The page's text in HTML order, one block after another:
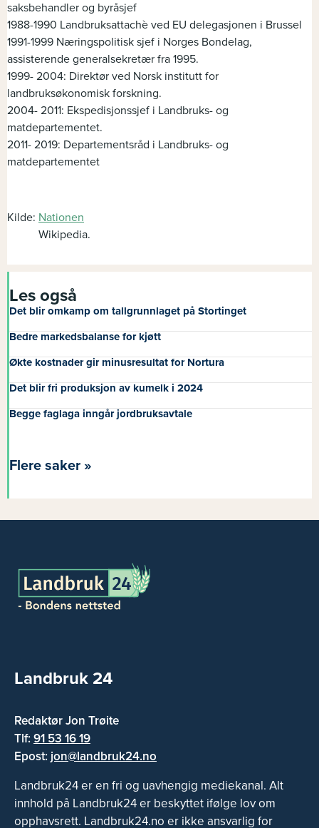
saksbehandler og byråsjef
1988-1990 Landbruksattachè ved EU delegasjonen i Brussel
1991-1999 Næringspolitisk sjef i Norges Bondelag,
assisterende generalsekretær fra 1995.
1999- 2004: Direktør ved Norsk institutt for
landbruksøkonomisk forskning.
2004- 2011: Ekspedisjonssjef i Landbruks- og
matdepartementet.
2011- 2019: Departementsråd i Landbruks- og
matdepartementet
Kilde: Nationen
Wikipedia.
Les også
Det blir omkamp om tallgrunnlaget på Stortinget
Bedre markedsbalanse for kjøtt
Økte kostnader gir minusresultat for Nortura
Det blir fri produksjon av kumelk i 2024
Begge faglaga inngår jordbruksavtale
Flere saker »
Landbruk 24
Redaktør Jon Trøite
Tlf:91 53 16 19
Epost: jon@landbruk24.no
Landbruk24 er en fri og uavhengig mediekanal. Alt
innhold på Landbruk24 er beskyttet ifølge lov om
opphavsrett. Landbruk24.no er ikke ansvarlig for